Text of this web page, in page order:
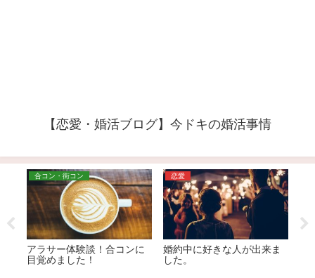
【恋愛・婚活ブログ】今ドキの婚活事情
合コン・街コン
アラサー体験談！合コンに
目覚めました！
恋愛
婚約中に好きな人が出来ま
した。